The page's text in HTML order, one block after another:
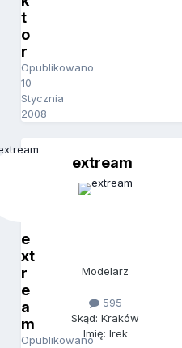
t
o
r
Opublikowano
10
Stycznia
2008
e
xt
r
e
a
m
Opublikowano
extream
Modelarz
595
Skąd: Kraków
Imię: Irek